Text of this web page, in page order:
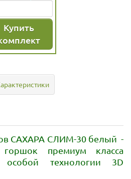
Купить
САХАРА СЛИМ-30 белый -
премиум класса
технологии 3D